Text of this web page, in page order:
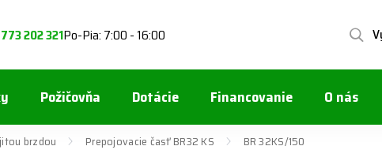
202 321Po-Pia: 7:00 - 16:00
Požičovňa Dotácie Financovanie O nás
brzdou Prepojovacie časť BR32 KS BR 32KS/150